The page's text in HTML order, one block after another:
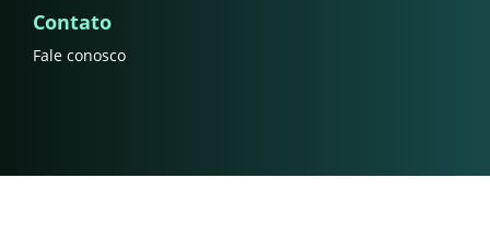
Contato
Fale conosco